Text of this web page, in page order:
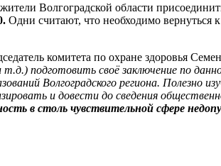
Волгоградской области
Одни считают, что необходимо вернуться
комитета по охране здоровья
подготовить своё заключение по
Волгоградского региона. Полезно
и довести до сведения
в столь чувствительной сфере